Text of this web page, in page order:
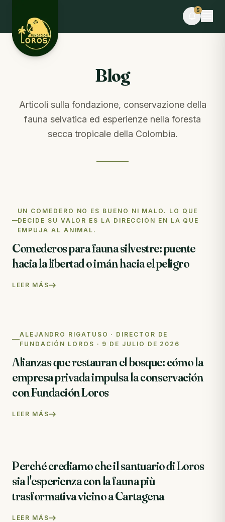
5
Adriana P. e altre 9 persone hanno fatto
EVENTO
Desafío La Libertad × TEAMLEN
Mancano 8 giorni · Posti limitati
Cosa è successo questa settimana nella riserva
VIDEO
Nuovo video · 3 settimane fa
Blog
Blog
Articoli sulla fondazione, conservazione della
fauna selvatica ed esperienze nella foresta
secca tropicale della Colombia.
UN COMEDERO NO ES BUENO NI MALO. LO QUE
DECIDE SU VALOR ES LA DIRECCIÓN EN LA QUE
EMPUJA AL ANIMAL.
Comederos para fauna silvestre: puente
hacia la libertad o imán hacia el peligro
LEER MÁS
ALEJANDRO RIGATUSO · DIRECTOR DE
FUNDACIÓN LOROS · 9 DE JULIO DE 2026
Alianzas que restauran el bosque: cómo la
empresa privada impulsa la conservación
con Fundación Loros
LEER MÁS
Perché crediamo che il santuario di Loros
sia l'esperienza con la fauna più
trasformativa vicino a Cartagena
LEER MÁS